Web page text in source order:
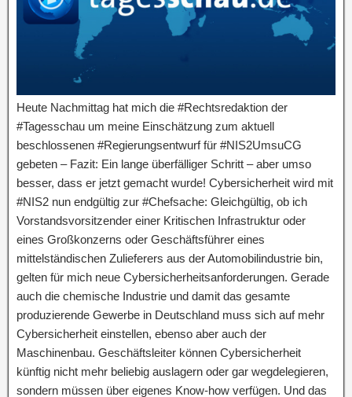
Heute Nachmittag hat mich die #Rechtsredaktion der
#Tagesschau um meine Einschätzung zum aktuell
beschlossenen #Regierungsentwurf für #NIS2UmsuCG
gebeten – Fazit: Ein lange überfälliger Schritt – aber umso
besser, dass er jetzt gemacht wurde! Cybersicherheit wird mit
#NIS2 nun endgültig zur #Chefsache: Gleichgültig, ob ich
Vorstandsvorsitzender einer Kritischen Infrastruktur oder
eines Großkonzerns oder Geschäftsführer eines
mittelständischen Zulieferers aus der Automobilindustrie bin,
gelten für mich neue Cybersicherheitsanforderungen. Gerade
auch die chemische Industrie und damit das gesamte
produzierende Gewerbe in Deutschland muss sich auf mehr
Cybersicherheit einstellen, ebenso aber auch der
Maschinenbau. Geschäftsleiter können Cybersicherheit
künftig nicht mehr beliebig auslagern oder gar wegdelegieren,
sondern müssen über eigenes Know-how verfügen. Und das